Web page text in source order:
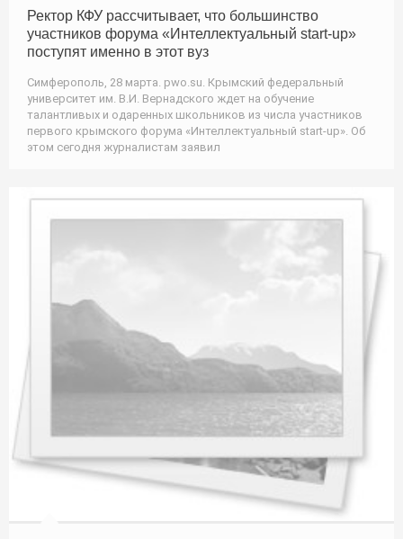
Ректор КФУ рассчитывает, что большинство
участников форума «Интеллектуальный start-up»
поступят именно в этот вуз
Симферополь, 28 марта. pwo.su. Крымский федеральный
университет им. В.И. Вернадского ждет на обучение
талантливых и одаренных школьников из числа участников
первого крымского форума «Интеллектуальный start-up». Об
этом сегодня журналистам заявил